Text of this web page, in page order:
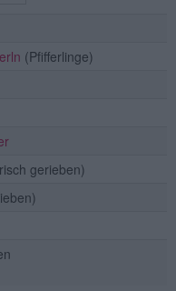
(Pfifferlinge)
gerieben)